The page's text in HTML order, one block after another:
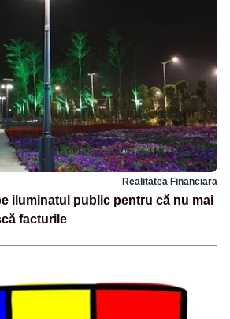
Realitatea Financiara
iluminatul public pentru că nu mai
facturile